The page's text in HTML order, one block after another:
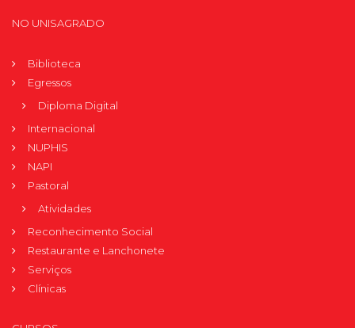
NO UNISAGRADO
Biblioteca
Egressos
Diploma Digital
Internacional
NUPHIS
NAPI
Pastoral
Atividades
Reconhecimento Social
Restaurante e Lanchonete
Serviços
Clínicas